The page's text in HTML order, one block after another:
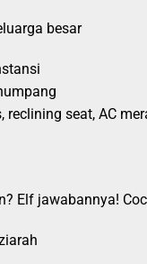
besar
reclining seat, AC
Elf jawabannya!